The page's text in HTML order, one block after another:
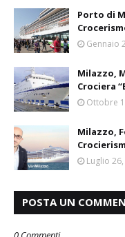
Porto di
Gennaio
Milazzo,
Crociera
Ottobre
Milazzo,
Luglio
POSTA UN